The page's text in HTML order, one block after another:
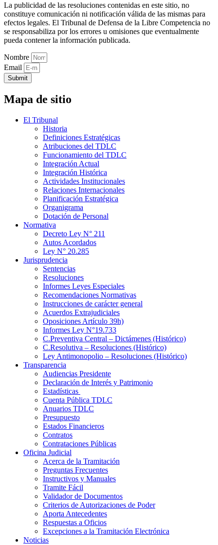
La publicidad de las resoluciones contenidas en este sitio, no
constituye comunicación ni notificación válida de las mismas para
efectos legales. El Tribunal de Defensa de la Libre Competencia no
se responsabiliza por los errores u omisiones que eventualmente
pueda contener la información publicada.
Nombre
Email
Submit
Mapa de sitio
El Tribunal
Historia
Definiciones Estratégicas
Atribuciones del TDLC
Funcionamiento del TDLC
Integración Actual
Integración Histórica
Actividades Institucionales
Relaciones Internacionales
Planificación Estratégica
Organigrama
Dotación de Personal
Normativa
Decreto Ley N° 211
Autos Acordados
Ley N° 20.285
Jurisprudencia
Sentencias
Resoluciones
Informes Leyes Especiales
Recomendaciones Normativas
Instrucciones de carácter general
Acuerdos Extrajudiciales
Oposiciones Artículo 39h)
Informes Ley N°19.733
C.Preventiva Central – Dictámenes (Histórico)
C.Resolutiva – Resoluciones (Histórico)
Ley Antimonopolio – Resoluciones (Histórico)
Transparencia
Audiencias Presidente
Declaración de Interés y Patrimonio
Estadísticas
Cuenta Pública TDLC
Anuarios TDLC
Presupuesto
Estados Financieros
Contratos
Contrataciones Públicas
Oficina Judicial
Acerca de la Tramitación
Preguntas Frecuentes
Instructivos y Manuales
Tramite Fácil
Validador de Documentos
Criterios de Autorizaciones de Poder
Aporta Antecedentes
Respuestas a Oficios
Excepciones a la Tramitación Electrónica
Noticias